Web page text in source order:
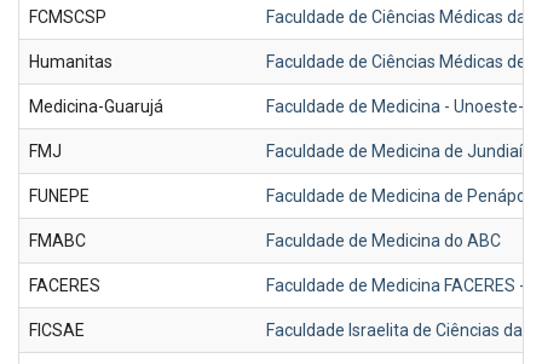
FCMSCSP Faculdade de Ciências Médicas da
Humanitas Faculdade de Ciências Médicas de
Medicina-Guarujá Faculdade de Medicina - Unoeste-
FMJ Faculdade de Medicina de Jundiaí-
FUNEPE Faculdade de Medicina de Penápolis
FMABC Faculdade de Medicina do ABC
FACERES Faculdade de Medicina FACERES -
FICSAE Faculdade Israelita de Ciências da